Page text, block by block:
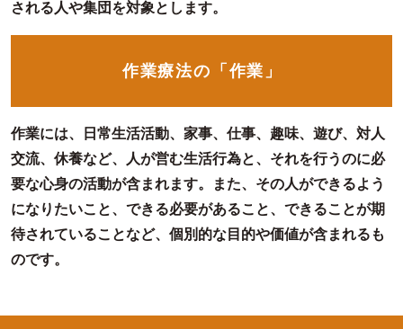
される人や集団を対象とします。
作業療法の「作業」
作業には、日常生活活動、家事、仕事、趣味、遊び、対人
交流、休養など、人が営む生活行為と、それを行うのに必
要な心身の活動が含まれます。また、その人ができるよう
になりたいこと、できる必要があること、できることが期
待されていることなど、個別的な目的や価値が含まれるも
のです。